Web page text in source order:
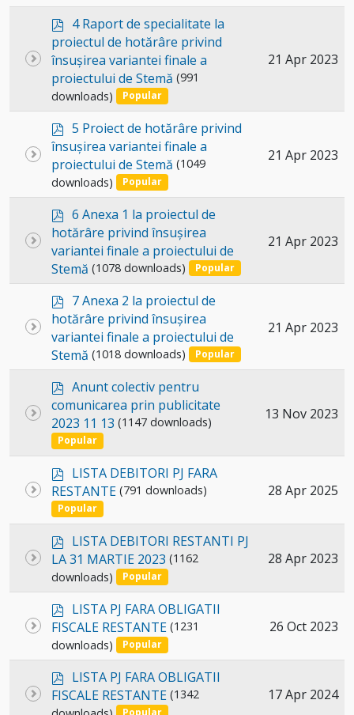
Select
p
d
f
4 Raport de specialitate la
proiectul de hotărâre privind
însușirea variantei finale a
proiectului de Stemă (991
downloads)
Popular
21 Apr 2023
Select
item
p
d
f
5 Proiect de hotărâre privind
însușirea variantei finale a
proiectului de Stemă (1049
downloads)
Popular
21 Apr 2023
Select
item
p
d
f
6 Anexa 1 la proiectul de
hotărâre privind însușirea
variantei finale a proiectului de
Stemă (1078 downloads) Popular
21 Apr 2023
Select
item
p
d
f
7 Anexa 2 la proiectul de
hotărâre privind însușirea
variantei finale a proiectului de
Stemă (1018 downloads) Popular
21 Apr 2023
Select
item
p
d
f
Anunt colectiv pentru
comunicarea prin publicitate
2023 11 13 (1147 downloads)
Popular
13 Nov 2023
Select
p
d
f
LISTA DEBITORI PJ FARA
RESTANTE (791 downloads)
Popular
28 Apr 2025
Select
p
d
f
LISTA DEBITORI RESTANTI PJ
LA 31 MARTIE 2023 (1162
downloads)
Popular
28 Apr 2023
Select
p
d
f
LISTA PJ FARA OBLIGATII
FISCALE RESTANTE (1231
downloads)
Popular
26 Oct 2023
Select
p
d
f
LISTA PJ FARA OBLIGATII
FISCALE RESTANTE (1342
17 Apr 2024